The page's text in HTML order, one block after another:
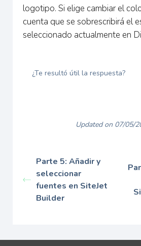
logotipo. Si elige cambiar el
cuenta que se sobrescribirá el
seleccionado actualmente en
¿Te resultó útil la respuesta?
Updated on 07/05/
Parte 5: Añadir y
seleccionar
fuentes en SiteJet
Builder